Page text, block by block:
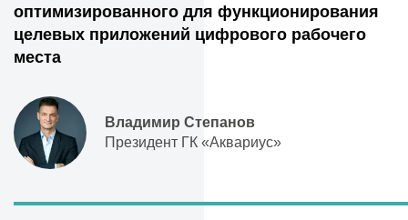
оптимизированного для функционирования
целевых приложений цифрового рабочего
места
Владимир Степанов
Президент ГК «Аквариус»